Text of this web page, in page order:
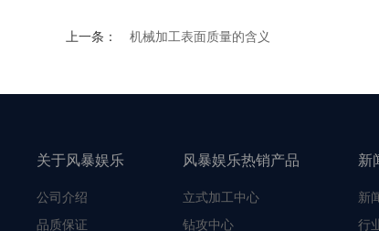
上一条： 机械加工表面质量的含义
关于风暴娱乐
公司介绍
品质保证
风暴娱乐热销产品
立式加工中心
钻攻中心
新
新
行